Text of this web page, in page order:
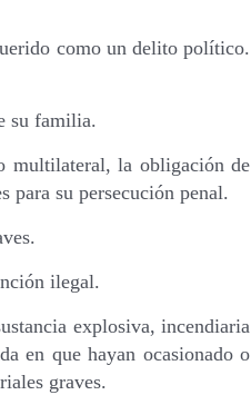
como un delito político.
su familia.
multilateral, la obligación de
para su persecución penal.
ilegal.
explosiva, incendiaria
en que hayan ocasionado o
graves.